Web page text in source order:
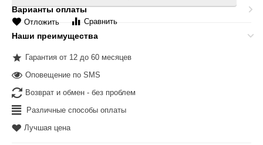
Отложить Сравнить
Варианты оплаты
Наши преимущества
Гарантия от 12 до 60 месяцев
Оповещение по SMS
Возврат и обмен - без проблем
Различные способы оплаты
Лучшая цена